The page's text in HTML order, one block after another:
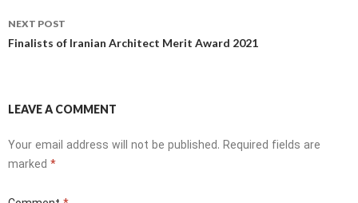
NEXT POST
Finalists of Iranian Architect Merit Award 2021
LEAVE A COMMENT
Your email address will not be published. Required fields are
marked *